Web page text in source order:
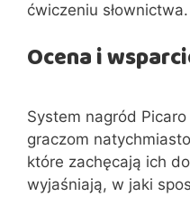
ćwiczeniu słownictwa.
Ocena i
System nagród
graczom
które zachęcają ich
wyjaśniają, w jaki